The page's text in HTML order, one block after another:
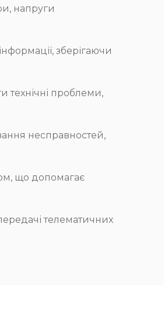
напруги
зберігаючи
технічні проблеми,
несправностей,
що допомагає
телематичних